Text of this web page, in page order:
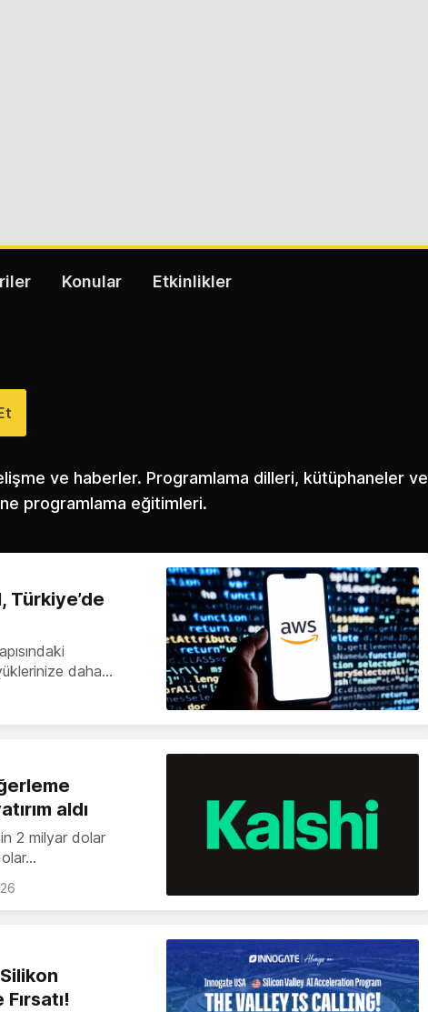
Konular Etkinlikler
ve haberler. Programlama dilleri, kütüphaneler ve
programlama eğitimleri.
Türkiye’de
yüklerinize daha…
aldı
2 milyar dolar